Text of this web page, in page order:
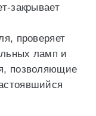
закрывает
проверяет
ламп и
позволяющие